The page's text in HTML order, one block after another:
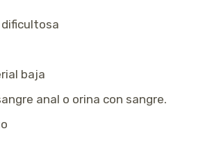
baja
anal o orina con sangre.